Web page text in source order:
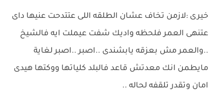
خيرى :لازمن تخاف عشان الطلقه اللى عتتدحت عنيها داى
عتنهى العمر فلحظه واديك شفت عيملت ايه فالشيخ
..والعمر مش بعزقه يابشندى ..اصبر ..اصبر لغاية
مايطمن انك معدتش قاعد فالبلد كلياتها ووكتها هيدى
امان وتقدر تلقفه لحاله ..